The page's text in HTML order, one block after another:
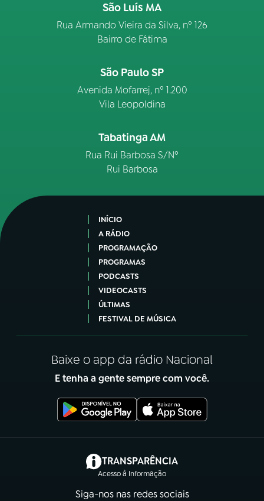
São Luís MA
Rua Armando Vieira da Silva, nº 126
Bairro de Fátima
São Paulo SP
Avenida Mofarrej, nº 1.200
Vila Leopoldina
Tabatinga AM
Rua Rui Barbosa S/Nº
Rui Barbosa
INÍCIO
A RÁDIO
PROGRAMAÇÃO
PROGRAMAS
PODCASTS
VIDEOCASTS
ÚLTIMAS
FESTIVAL DE MÚSICA
Baixe o app da rádio Nacional
E tenha a gente sempre com você.
TRANSPARÊNCIA
Acesso à Informação
(abre em nova aba)
Siga-nos nas redes sociais